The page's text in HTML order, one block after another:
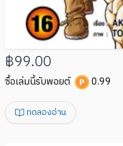
฿99.00
ซื้อเล่มนี้รับพอยต์ 0.99
ทดลองอ่าน